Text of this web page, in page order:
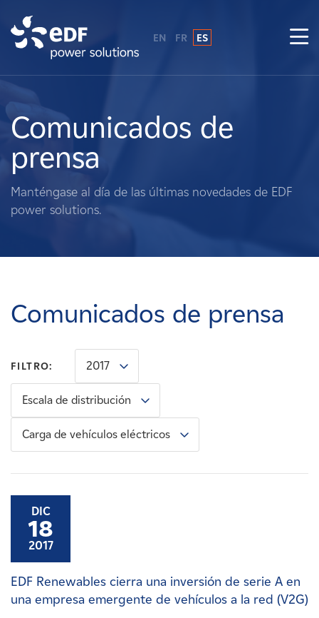
Sobre nosotros
Qué hacemos
Terratenientes
Carreras
Noticias
Contacte con
Afiliados
EN FR ES
Comunicados de
prensa
Manténgase al día de las últimas novedades de EDF
power solutions.
Comunicados de prensa
FILTRO: 2017
Escala de distribución
Carga de vehículos eléctricos
DIC
18
2017
EDF Renewables cierra una inversión de serie A en
una empresa emergente de vehículos a la red (V2G)